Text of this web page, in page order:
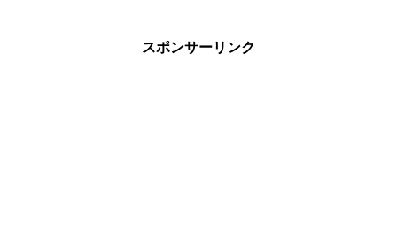
スポンサーリンク